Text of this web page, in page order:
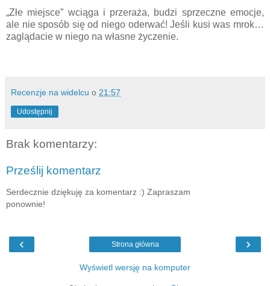
„Złe miejsce” wciąga i przeraża, budzi sprzeczne emocje,
ale nie sposób się od niego oderwać! Jeśli kusi was mrok…
zaglądacie w niego na własne życzenie.
Recenzje na widelcu o 21:57
Udostępnij
Brak komentarzy:
Prześlij komentarz
Serdecznie dziękuję za komentarz :) Zapraszam
ponownie!
‹ ›
Strona główna
Wyświetl wersję na komputer